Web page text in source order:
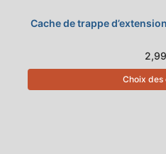
Cache de trappe
2,99
Choix des